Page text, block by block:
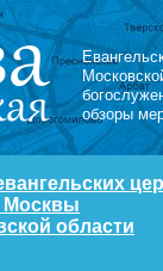
обзоры
Москвы
области